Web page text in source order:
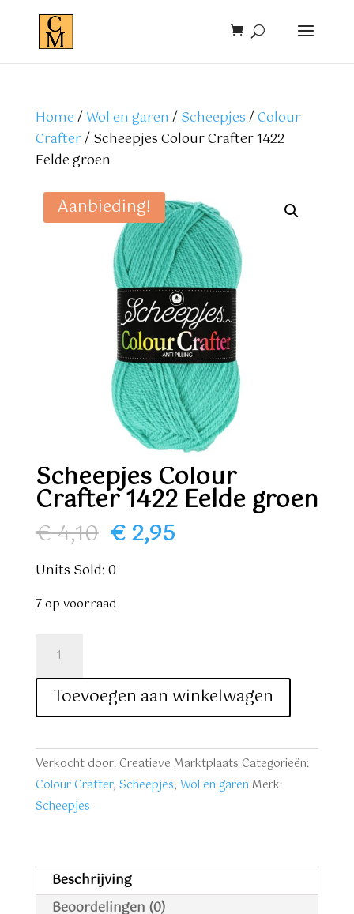
Home/Wol en garen /Scheepjes/Colour
Crafter/ Scheepjes Colour Crafter 1422
Eelde groen
Aanbieding!
Scheepjes Colour
Crafter 1422 Eelde groen
€4,10 Oorspronkelijke
prijs
was:
€ 4,10.
€2,95Huidige
Units Sold: 0
7 op voorraad
Colour
Crafter
1422
groen
aantal
Toevoegen aan winkelwagen
Verkocht door: Creatieve Marktplaats Categorieën:
Colour Crafter, Scheepjes, Wol en garen Merk:
Scheepjes
Beschrijving
Beoordelingen (0)